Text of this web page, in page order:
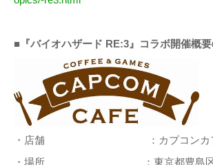
■『バイオハザード RE:3』コラボ開催概
・店舗 ：カプコンカフェ
・場所 ：東京都豊島区東池